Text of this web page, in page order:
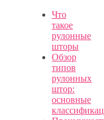
Что
такое
рулонные
шторы
Обзор
типов
рулонных
штор:
основные